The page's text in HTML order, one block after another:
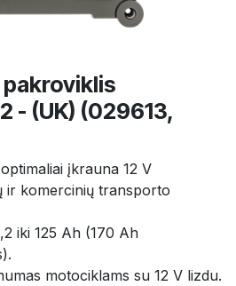
- (UK) (029613,
įkrauna 12 V
ir komercinių transporto
iki 125 Ah (170 Ah
motociklams su 12 V lizdu.